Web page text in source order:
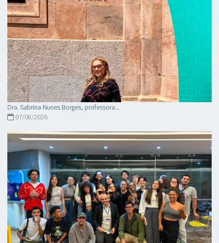
Dra. Sabrina Nunes Borges, professora...
07/08/2026